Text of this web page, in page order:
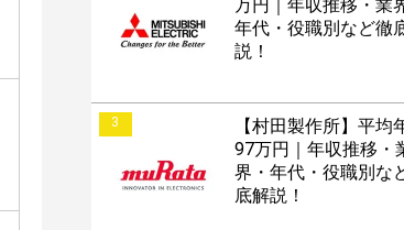
万円｜年収推移・業
年代・役職別など徹
説！
3
【村田製作所】平均
97万円｜年収推移・
界・年代・役職別な
底解説！